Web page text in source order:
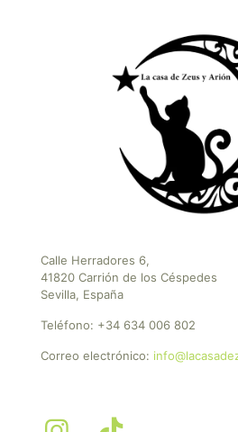
Calle Herradores 6,
41820 Carrión de los Céspedes
Sevilla, España
Teléfono: +34 634 006 802
Correo electrónico: